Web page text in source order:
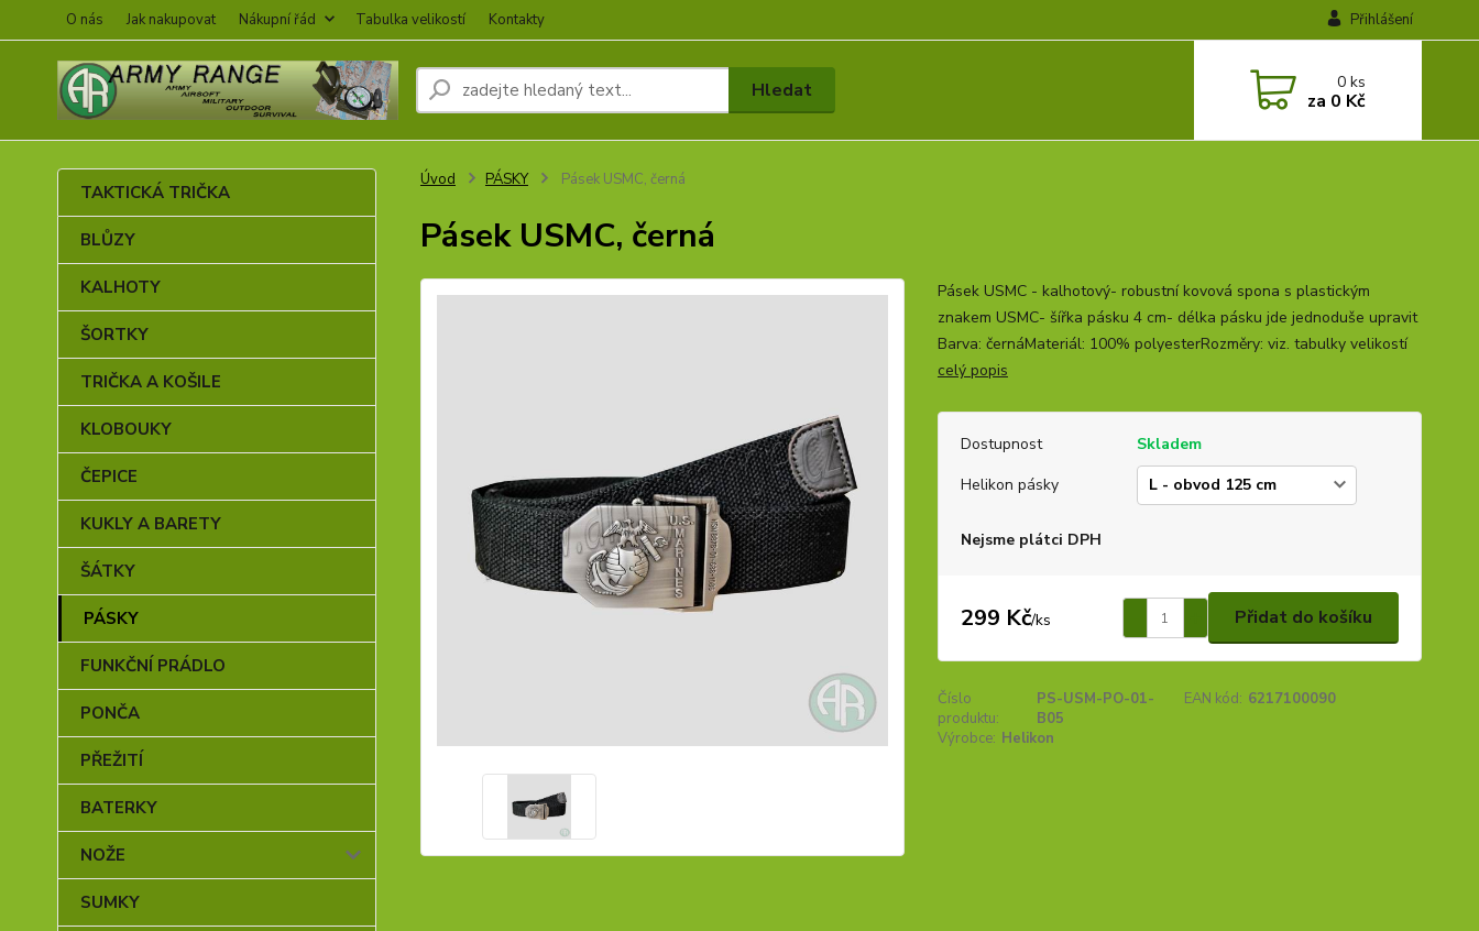
O nás Jak nakupovat Nákupní řád Tabulka velikostí Kontakty Přihlášení
Hledat 0ks
za 0 Kč
TAKTICKÁ TRIČKA
BLŮZY
KALHOTY
ŠORTKY
TRIČKA A KOŠILE
KLOBOUKY
ČEPICE
KUKLY A BARETY
ŠÁTKY
PÁSKY
FUNKČNÍ PRÁDLO
PONČA
PŘEŽITÍ
BATERKY
NOŽE
SUMKY
Úvod PÁSKY Pásek USMC, černá
Pásek USMC, černá
Pásek USMC - kalhotový- robustní kovová spona s plastickým
znakem USMC- šířka pásku 4 cm- délka pásku jde jednoduše upravit
Barva: černáMateriál: 100% polyesterRozměry: viz. tabulky velikostí
celý popis
Dostupnost
Skladem
Helikon pásky
Nejsme plátci DPH
299 Kč/ks Přidat do košíku
Číslo
produktu:
PS-USM-PO-01-
B05
EAN kód: 6217100090
Výrobce: Helikon